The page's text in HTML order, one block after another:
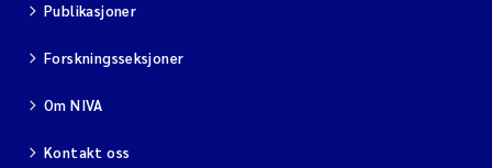
Publikasjoner
Forskningsseksjoner
Om NIVA
Kontakt oss